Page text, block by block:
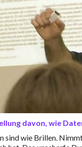
davon, wie
wie Brillen.